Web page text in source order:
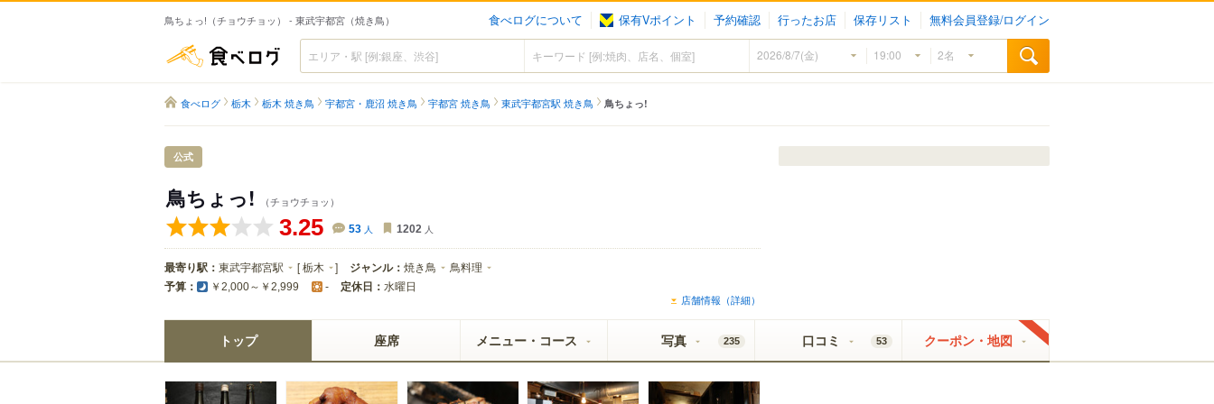
鳥ちょっ!（チョウチョッ） - 東武宇都宮（焼き鳥） 食べログについて 保有Vポイント 予約確認 行ったお店 保存リスト 無料会員登録/ログイン
食べログ
食べログ 栃木 栃木 焼き鳥 宇都宮・鹿沼 焼き鳥 宇都宮 焼き鳥 東武宇都宮駅 焼き鳥 鳥ちょっ!
公式
鳥ちょっ! （チョウチョッ）
3.25 53 人 1202 人
最寄り駅： 東武宇都宮駅 [栃木 ] ジャンル： 焼き鳥 鳥料理
予算： ￥2,000～￥2,999 - 定休日： 水曜日
店舗情報（詳細）
トップ 座席 メニュー・コース 写真 235 口コミ 53 クーポン・地図